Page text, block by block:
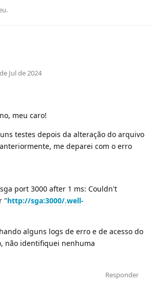
.
Jul de 2024
meu caro!
testes depois da alteração do arquivo
me deparei com o erro
port 3000 after 1 ms: Couldn't
"http://sga:3000/.well-
alguns logs de erro e de acesso do
não identifiquei nenhuma
Responder